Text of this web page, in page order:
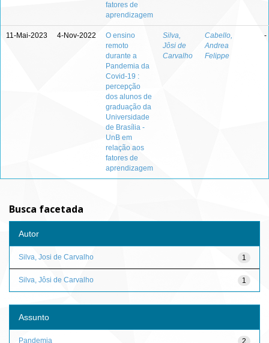
fatores de
aprendizagem
11-Mai-2023 4-Nov-2022
O ensino
remoto
durante a
Pandemia da
Covid-19 :
percepção
dos alunos de
graduação da
Universidade
de Brasília -
UnB em
relação aos
fatores de
aprendizagem
Silva,
Jôsi de
Carvalho
Cabello,
Andrea
Felippe
-
Busca facetada
Autor
1
Silva, Josi de Carvalho
1
Silva, Jôsi de Carvalho
Assunto
2
Pandemia